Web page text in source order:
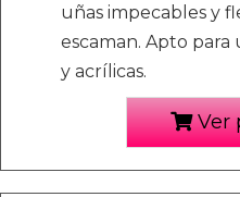
uñas impecables y
escaman. Apto para
y acrílicas.
Ver